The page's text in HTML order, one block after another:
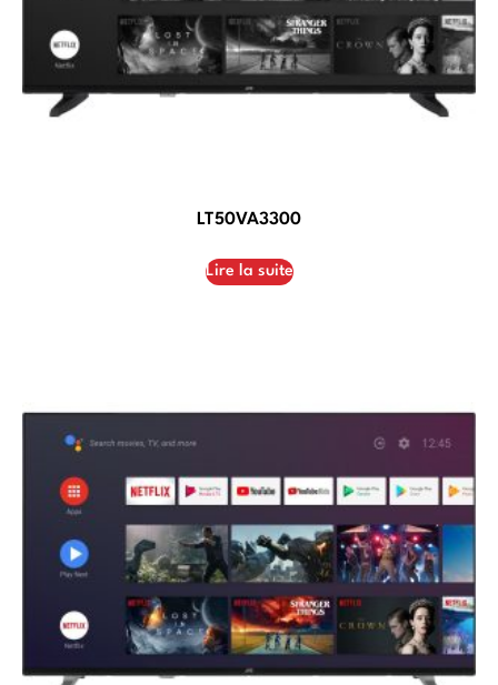
LT50VA3300
Lire la suite